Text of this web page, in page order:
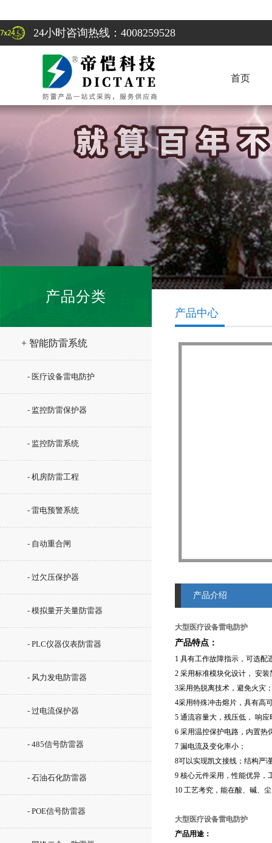
24小时咨询热线：4008259528
首页
产品分类
+ 智能防雷系统
- 医疗设备雷电防护
- 监控防雷保护器
- 监控防雷系统
- 机房防雷工程
- 雷电预警系统
- 自动重合闸
- 过欠压保护器
- 模拟量开关量防雷器
- PLC仪器仪表防雷器
- 风力发电防雷器
- 过电流保护器
- 485信号防雷器
- 石油石化防雷器
- POE信号防雷器
产品中心
产品介绍
大型医疗设备雷电防护
产品特点：
1 具有工作故障指示，可选配
2 采用标准模块化设计， 安
3采用热脱离技术，避免火灾
4采用特殊冲击熔片，具有高
5 通流容量大，残压低， 响
6 采用温控保护电路，内置热
7 漏电流及变化率小；
8可以实现凯文接线；结构严
9 核心元件采用，性能优异，
10 工艺考究，能在酸、碱、
大型医疗设备雷电防护
产品用途：